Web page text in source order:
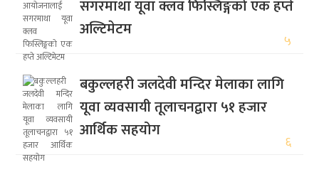
सगरमाथा यूवा क्लव फिस्लिङ्गको एक हप्ते
अल्टिमेटम
५
बकुल्लहरी जलदेवी मन्दिर मेलाका लागि
यूवा व्यवसायी तूलाचनद्वारा ५१ हजार
आर्थिक सहयोग
६